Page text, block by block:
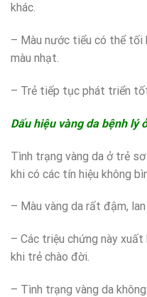
khác.
– Màu nước tiểu có thể tối
màu nhạt.
– Trẻ tiếp tục phát triển
Dấu hiệu vàng da bệnh lý
Tình trạng vàng da ở trẻ
khi có các tín hiệu không
– Màu vàng da rất đậm,
– Các triệu chứng này
khi trẻ chào đời.
– Tình trạng vàng da